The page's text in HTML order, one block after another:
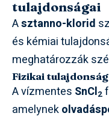
tulajdonságai
Asztanno-klorid
és kémiai
meghatározzák
Fizikai
A vízmentes SnCl2
amelynek